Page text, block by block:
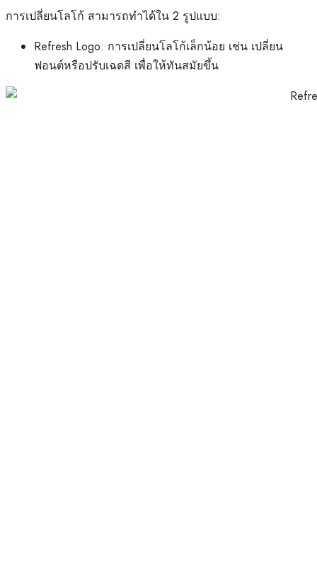
การเปลี่ยนโลโก้ สามารถทำได้ใน 2 รูปแบบ:
Refresh Logo: การเปลี่ยนโลโก้เล็กน้อย เช่น เปลี่ยน
ฟอนต์หรือปรับเฉดสี เพื่อให้ทันสมัยขึ้น